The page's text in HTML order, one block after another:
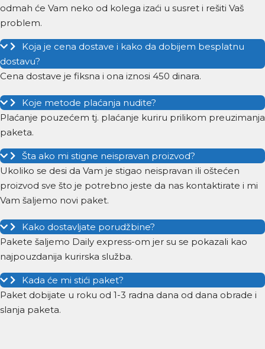
odmah će Vam neko od kolega izaći u susret i rešiti Vaš
problem.
Koja je cena dostave i kako da dobijem besplatnu
dostavu?
Cena dostave je fiksna i ona iznosi 450 dinara.
Koje metode plaćanja nudite?
Plaćanje pouzećem tj. plaćanje kuriru prilikom preuzimanja
paketa.
Šta ako mi stigne neispravan proizvod?
Ukoliko se desi da Vam je stigao neispravan ili oštećen
proizvod sve što je potrebno jeste da nas kontaktirate i mi
Vam šaljemo novi paket.
Kako dostavljate porudžbine?
Pakete šaljemo Daily express-om jer su se pokazali kao
najpouzdanija kurirska služba.
Kada će mi stići paket?
Paket dobijate u roku od 1-3 radna dana od dana obrade i
slanja paketa.